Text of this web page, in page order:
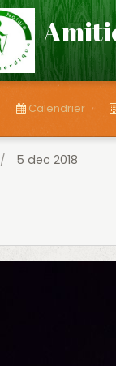
Calendrier
5 dec 2018